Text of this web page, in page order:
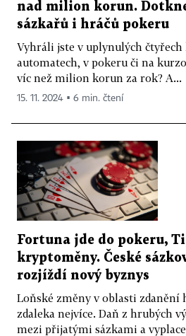
nad milion korun.
sázkařů i hráčů pokeru
Vyhráli jste v uplynulých čtyřech
automatech, v pokeru či na
víc než milion korun za rok? A...
15. 11. 2024 ▪ 6 min. čtení
Fortuna jde do pokeru,
kryptoměny. České
rozjíždí nový byznys
Loňské změny v oblasti zdanění
zdaleka nejvíce. Daň z hrubých
mezi přijatými sázkami a